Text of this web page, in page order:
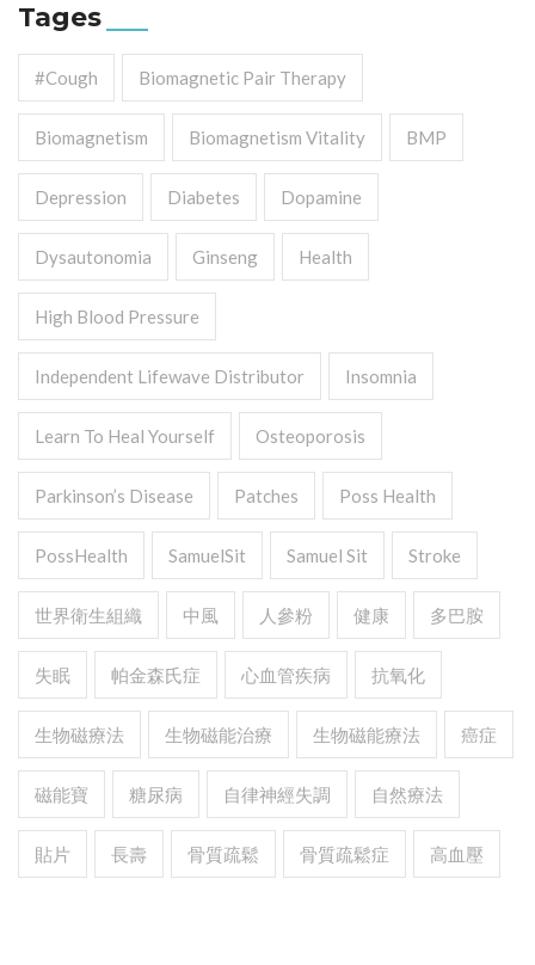
Tages
#cough Biomagnetic Pair Therapy
Biomagnetism Biomagnetism Vitality BMP
Depression Diabetes Dopamine
Dysautonomia Ginseng Health
High Blood Pressure
Independent Lifewave Distributor Insomnia
Learn To Heal Yourself Osteoporosis
Parkinson’s Disease Patches Poss Health
PossHealth SamuelSit Samuel Sit Stroke
世界衛生組織 中風 人參粉 健康 多巴胺
失眠 帕金森氏症 心血管疾病 抗氧化
生物磁療法 生物磁能治療 生物磁能療法 癌症
磁能寶 糖尿病 自律神經失調 自然療法
貼片 長壽 骨質疏鬆 骨質疏鬆症 高血壓